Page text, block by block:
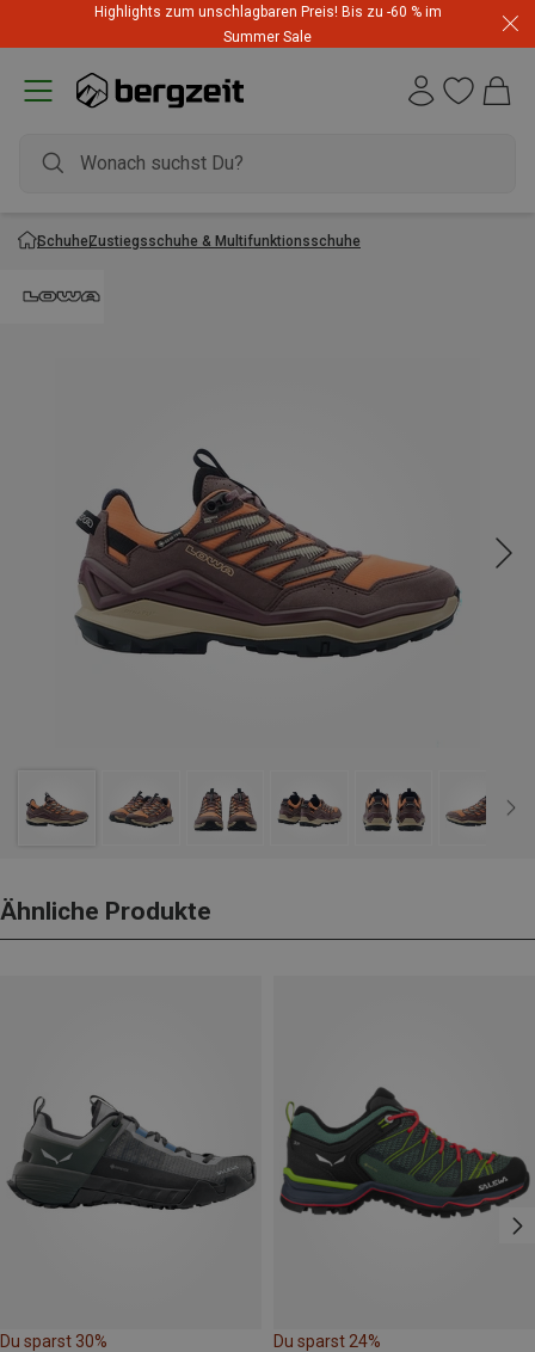
Highlights zum unschlagbaren Preis! Bis zu -60 % im
Summer Sale
SchuheZustiegsschuhe & Multifunktionsschuhe
Ähnliche Produkte
Du sparst 30% Du sparst 24%